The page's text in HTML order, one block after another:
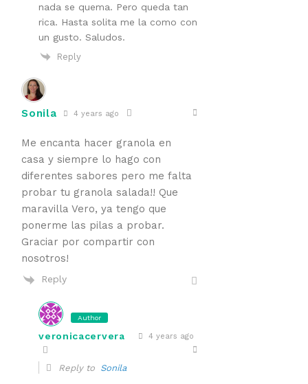
nada se quema. Pero queda tan
rica. Hasta solita me la como con
un gusto. Saludos.
Reply
Sonila 4 years ago
Me encanta hacer granola en
casa y siempre lo hago con
diferentes sabores pero me falta
probar tu granola salada!! Que
maravilla Vero, ya tengo que
ponerme las pilas a probar.
Graciar por compartir con
nosotros!
Reply
Author
veronicacervera 4 years ago
Reply to Sonila